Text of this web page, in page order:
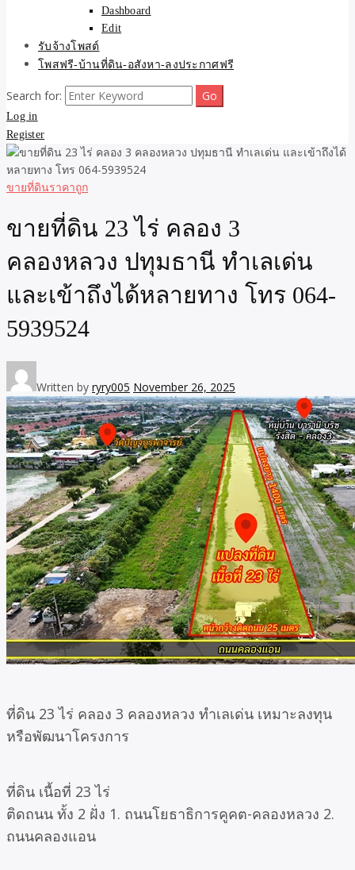
Dashboard
Edit
รับจ้างโพสต์
โพสฟรี-บ้านที่ดิน-อสังหา-ลงประกาศฟรี
Search for:
Log in
Register
ขายที่ดินราคาถูก
ขายที่ดิน 23 ไร่ คลอง 3
คลองหลวง ปทุมธานี ทำเลเด่น
และเข้าถึงได้หลายทาง โทร 064-
5939524
Written by ryry005 November 26, 2025
ที่ดิน 23 ไร่ คลอง 3 คลองหลวง ทำเลเด่น เหมาะลงทุน
หรือพัฒนาโครงการ
ที่ดิน เนื้อที่ 23 ไร่
ติดถนน ทั้ง 2 ฝั่ง 1. ถนนโยธาธิการคูคต-คลองหลวง 2.
ถนนคลองแอน